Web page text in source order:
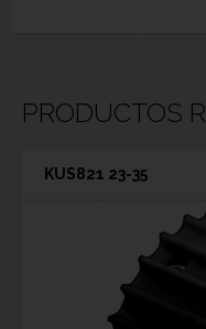
PRODUCTOS
KUS821 23-35